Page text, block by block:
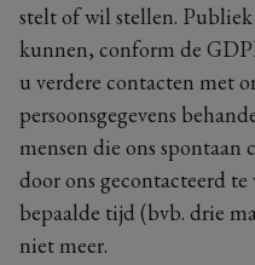
stelt of wil stellen.
kunnen, conform de
u verdere contacten met
persoonsgegevens
mensen die ons spontaan
door ons gecontacteerd
bepaalde tijd (bvb. drie
niet meer.